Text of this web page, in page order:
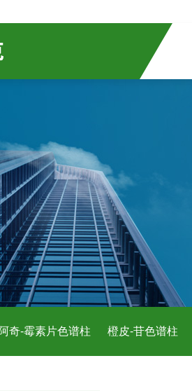
阿奇-霉素片色谱柱 橙皮-苷色谱柱